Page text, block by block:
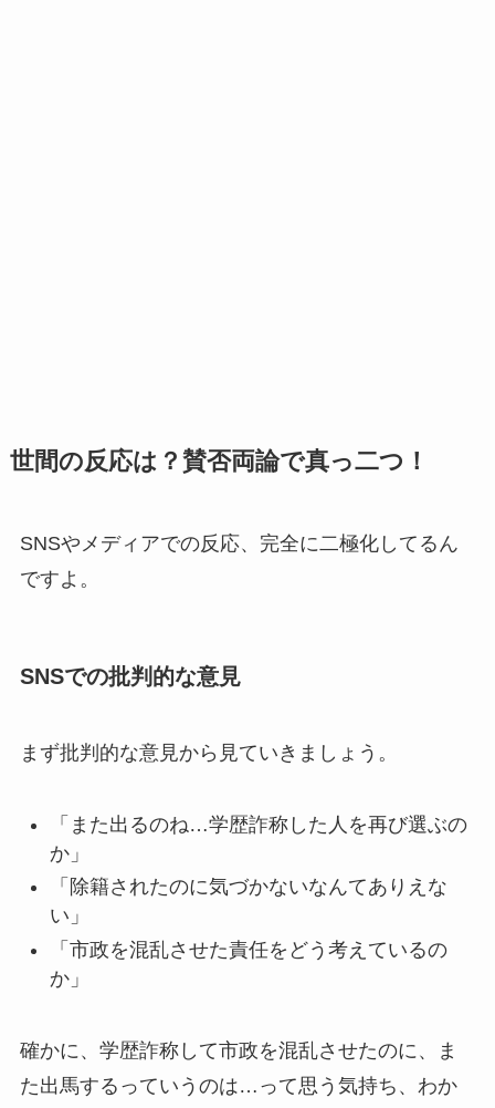
世間の反応は？賛否両論で真っ二つ！
SNSやメディアでの反応、完全に二極化してるん
ですよ。
SNSでの批判的な意見
まず批判的な意見から見ていきましょう。
「また出るのね…学歴詐称した人を再び選ぶの
か」
「除籍されたのに気づかないなんてありえな
い」
「市政を混乱させた責任をどう考えているの
か」
確かに、学歴詐称して市政を混乱させたのに、ま
た出馬するっていうのは…って思う気持ち、わか